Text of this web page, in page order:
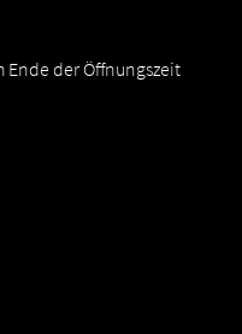
Ende der Öffnungszeit